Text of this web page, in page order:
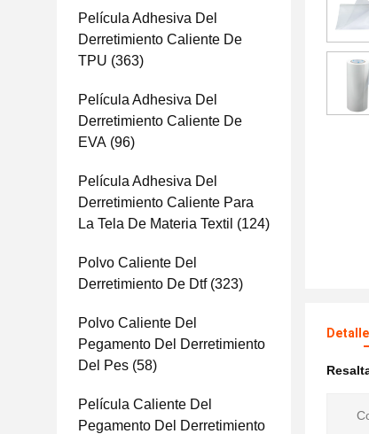
Película Adhesiva Del
Derretimiento Caliente De
TPU (363)
Película Adhesiva Del
Derretimiento Caliente De
EVA (96)
Película Adhesiva Del
Derretimiento Caliente Para
La Tela De Materia Textil (124)
Polvo Caliente Del
Derretimiento De Dtf(323)
Polvo Caliente Del
Pegamento Del Derretimiento
Del Pes (58)
Película Caliente Del
Pegamento Del Derretimiento